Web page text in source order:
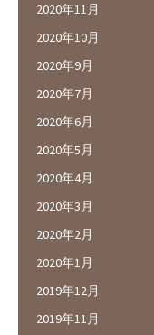
2020年11月
2020年10月
2020年9月
2020年7月
2020年6月
2020年5月
2020年4月
2020年3月
2020年2月
2020年1月
2019年12月
2019年11月